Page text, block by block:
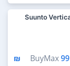
99 ₪